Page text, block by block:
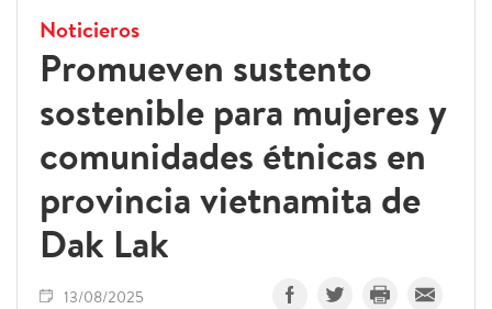
Noticieros
Promueven sustento
sostenible para mujeres y
comunidades étnicas en
provincia vietnamita de
Dak Lak
13/08/2025